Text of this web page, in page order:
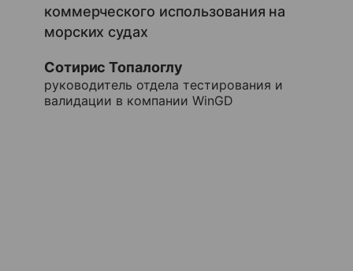
коммерческого использования на
морских судах
Сотирис Топалоглу
руководитель отдела тестирования и
валидации в компании WinGD